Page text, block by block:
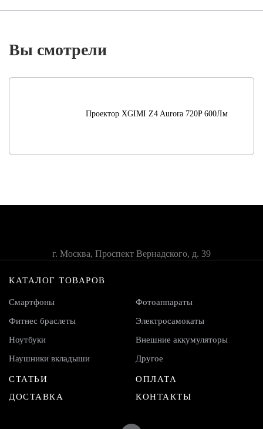
Вы смотрели
Проектор XGIMI Z4 Aurora 720P 600Лм
КАТАЛОГ ТОВАРОВ
Смартфоны
Фитнес браслеты
Ноутбуки
Наушники вкладыши
Фотоаппараты
Электросамокаты
Внешние аккумуляторы
Другое
СТАТЬИ
ДОСТАВКА
ОПЛАТА
КОНТАКТЫ
г. Москва, Проспект Вернадского, д. 39